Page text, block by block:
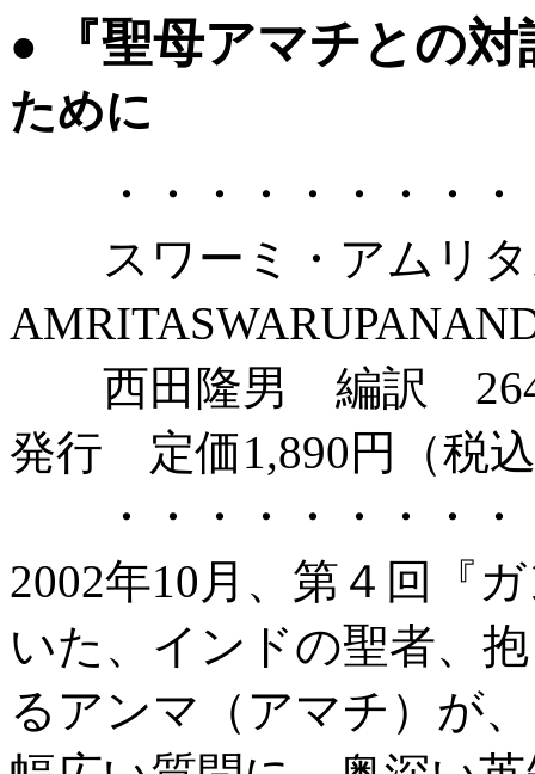
● 『聖母アマチとの対
ために
・・・・・・・・・・
スワーミ・アムリ
西田隆男 編訳 264
発行 定価1,890円（税
・・・・・・・・・・
2002年10月、第４回『
いた、インドの聖者、
るアンマ（アマチ）が